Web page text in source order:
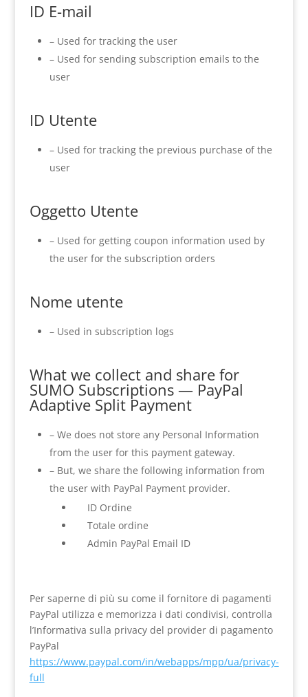
ID E-mail
– Used for tracking the user
– Used for sending subscription emails to the
user
ID Utente
– Used for tracking the previous purchase of the
user
Oggetto Utente
– Used for getting coupon information used by
the user for the subscription orders
Nome utente
– Used in subscription logs
What we collect and share for
SUMO Subscriptions — PayPal
Adaptive Split Payment
– We does not store any Personal Information
from the user for this payment gateway.
– But, we share the following information from
the user with PayPal Payment provider.
ID Ordine
Totale ordine
Admin PayPal Email ID
Per saperne di più su come il fornitore di pagamenti
PayPal utilizza e memorizza i dati condivisi, controlla
l’Informativa sulla privacy del provider di pagamento
PayPal
https://www.paypal.com/in/webapps/mpp/ua/privacy-
full